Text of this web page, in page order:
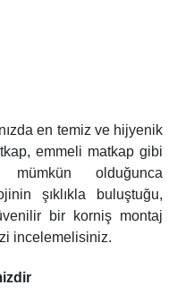
en temiz ve hijyenik
emmeli matkap gibi
olduğunca
şıklıkla buluştuğu,
bir korniş montaj
incelemelisiniz.